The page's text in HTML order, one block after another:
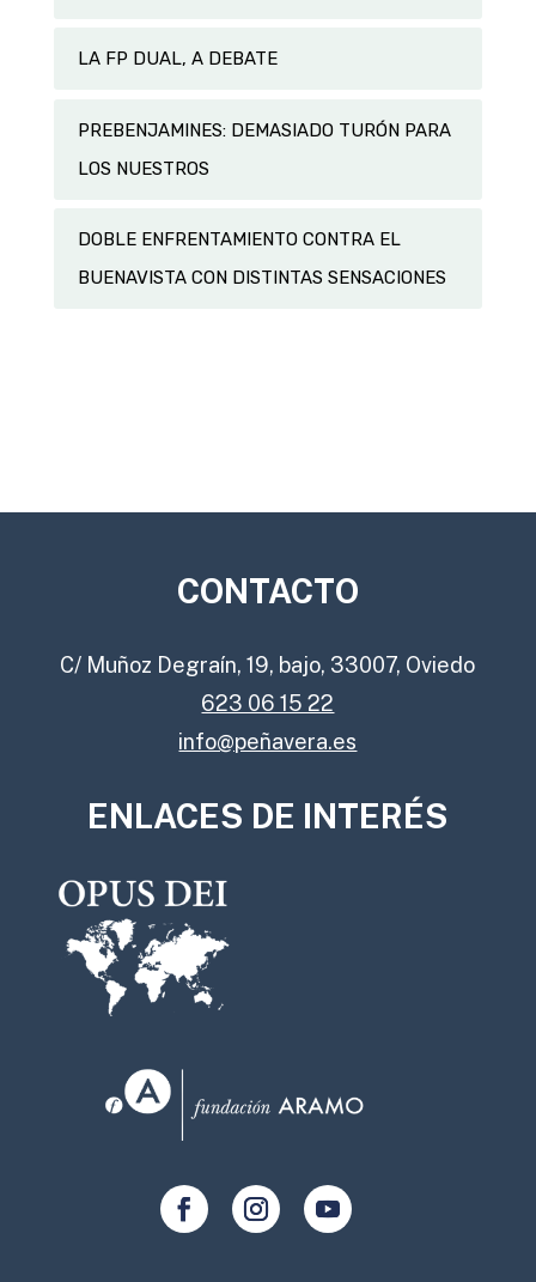
LA FP DUAL, A DEBATE
PREBENJAMINES: DEMASIADO TURÓN PARA
LOS NUESTROS
DOBLE ENFRENTAMIENTO CONTRA EL
BUENAVISTA CON DISTINTAS SENSACIONES
CONTACTO
C/ Muñoz Degraín, 19, bajo, 33007, Oviedo
623 06 15 22
info@peñavera.es
ENLACES DE INTERÉS